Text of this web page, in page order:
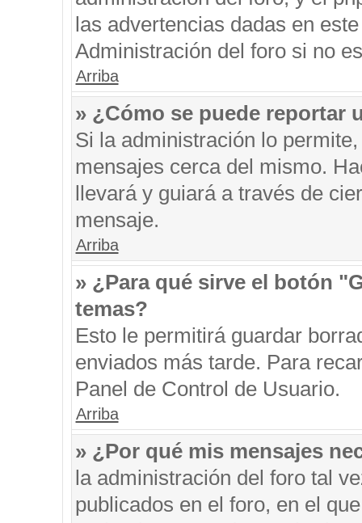
las advertencias dadas en
Administración del foro si no
Arriba
» ¿Cómo se puede reportar
Si la administración lo
mensajes cerca del mismo.
llevará y guiará a través de
mensaje.
Arriba
» ¿Para qué sirve el botón
temas?
Esto le permitirá guardar
enviados más tarde. Para
Panel de Control de Usuario.
Arriba
» ¿Por qué mis mensajes
la administración del foro tal
publicados en el foro, en el